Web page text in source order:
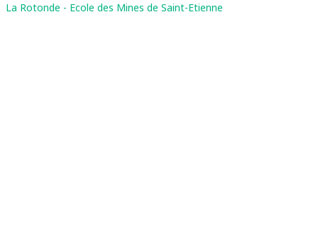
La Rotonde - Ecole des Mines de Saint-Etienne